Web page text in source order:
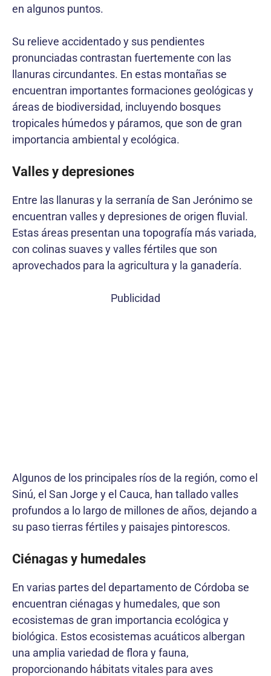
en algunos puntos.
Su relieve accidentado y sus pendientes
pronunciadas contrastan fuertemente con las
llanuras circundantes. En estas montañas se
encuentran importantes formaciones geológicas y
áreas de biodiversidad, incluyendo bosques
tropicales húmedos y páramos, que son de gran
importancia ambiental y ecológica.
Valles y depresiones
Entre las llanuras y la serranía de San Jerónimo se
encuentran valles y depresiones de origen fluvial.
Estas áreas presentan una topografía más variada,
con colinas suaves y valles fértiles que son
aprovechados para la agricultura y la ganadería.
Publicidad
Algunos de los principales ríos de la región, como el
Sinú, el San Jorge y el Cauca, han tallado valles
profundos a lo largo de millones de años, dejando a
su paso tierras fértiles y paisajes pintorescos.
Ciénagas y humedales
En varias partes del departamento de Córdoba se
encuentran ciénagas y humedales, que son
ecosistemas de gran importancia ecológica y
biológica. Estos ecosistemas acuáticos albergan
una amplia variedad de flora y fauna,
proporcionando hábitats vitales para aves